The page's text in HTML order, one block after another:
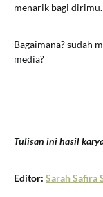
menarik bagi dirimu.
Bagaimana? sudah
media?
Tulisan ini hasil
Editor: Sarah Safira